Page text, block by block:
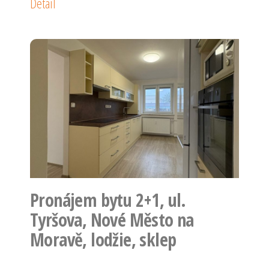
Pronájem bytu 2+1, ul.
Tyršova, Nové Město na
Moravě, lodžie, sklep